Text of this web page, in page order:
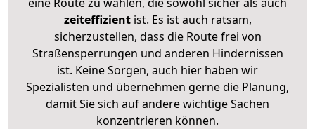
zeiteffizientist. Es ist auch ratsam,
sicherzustellen, dass die Route frei von
Straßensperrungen und anderen Hindernissen
ist. Keine Sorgen, auch hier haben wir
Spezialisten und übernehmen gerne die Planung,
damit Sie sich auf andere wichtige Sachen
konzentrieren können.